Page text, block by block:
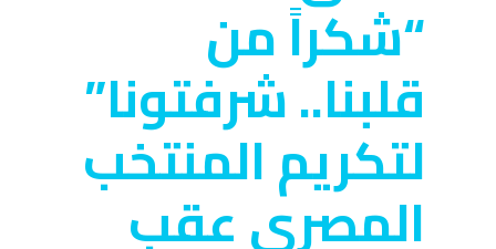
“شكراً من
قلبنا.. شرفتونا”
لتكريم المنتخب
المصري عقب